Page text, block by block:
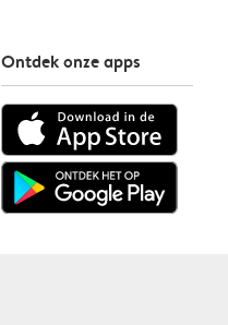
Ontdek onze apps